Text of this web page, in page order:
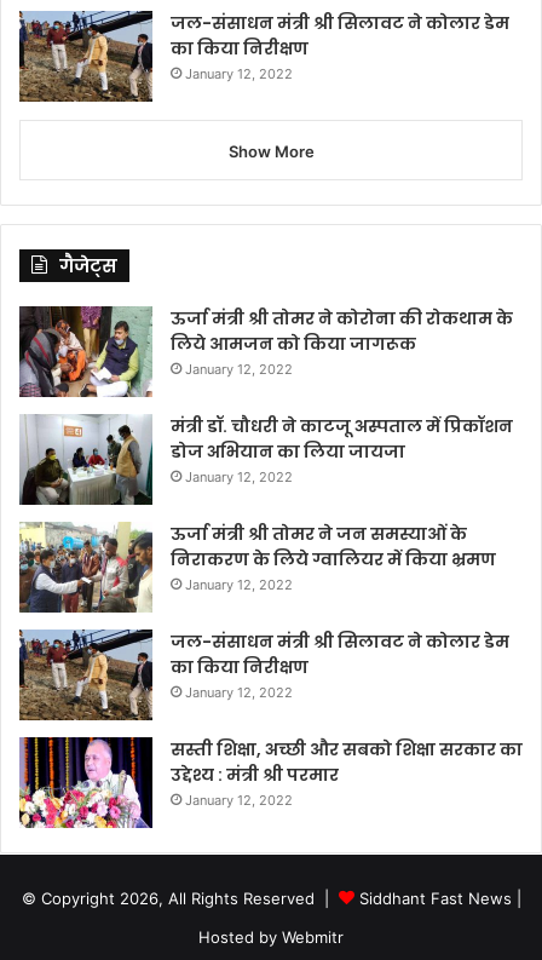
जल-संसाधन मंत्री श्री सिलावट ने कोलार डेम
का किया निरीक्षण
January 12, 2022
Show More
गैजेट्स
ऊर्जा मंत्री श्री तोमर ने कोरोना की रोकथाम के
लिये आमजन को किया जागरूक
January 12, 2022
मंत्री डॉ. चौधरी ने काटजू अस्पताल में प्रिकॉशन
डोज अभियान का लिया जायजा
January 12, 2022
ऊर्जा मंत्री श्री तोमर ने जन समस्याओं के
निराकरण के लिये ग्वालियर में किया भ्रमण
January 12, 2022
जल-संसाधन मंत्री श्री सिलावट ने कोलार डेम
का किया निरीक्षण
January 12, 2022
सस्ती शिक्षा, अच्छी और सबको शिक्षा सरकार का
उद्देश्य : मंत्री श्री परमार
January 12, 2022
© Copyright 2026, All Rights Reserved | Siddhant Fast News
Hosted by Webmitr